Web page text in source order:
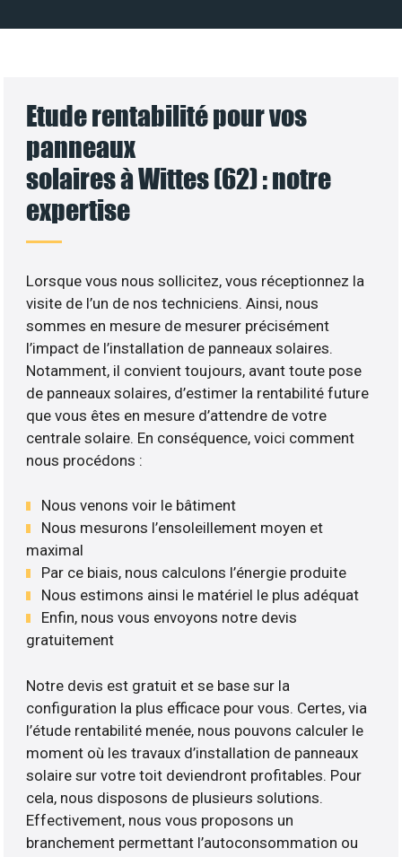
Etude rentabilité pour vos
panneaux
solaires à Wittes (62) : notre
expertise
Lorsque vous nous sollicitez, vous réceptionnez la
visite de l’un de nos techniciens. Ainsi, nous
sommes en mesure de mesurer précisément
l’impact de l’installation de panneaux solaires.
Notamment, il convient toujours, avant toute pose
de panneaux solaires, d’estimer la rentabilité future
que vous êtes en mesure d’attendre de votre
centrale solaire. En conséquence, voici comment
nous procédons :
Nous venons voir le bâtiment
Nous mesurons l’ensoleillement moyen et
maximal
Par ce biais, nous calculons l’énergie produite
Nous estimons ainsi le matériel le plus adéquat
Enfin, nous vous envoyons notre devis
gratuitement
Notre devis est gratuit et se base sur la
configuration la plus efficace pour vous. Certes, via
l’étude rentabilité menée, nous pouvons calculer le
moment où les travaux d’installation de panneaux
solaire sur votre toit deviendront profitables. Pour
cela, nous disposons de plusieurs solutions.
Effectivement, nous vous proposons un
branchement permettant l’autoconsommation ou